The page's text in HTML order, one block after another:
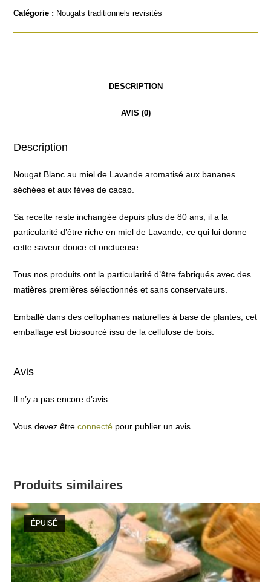
Catégorie : Nougats traditionnels revisités
DESCRIPTION
AVIS (0)
Description
Nougat Blanc au miel de Lavande aromatisé aux bananes
séchées et aux féves de cacao.
Sa recette reste inchangée depuis plus de 80 ans, il a la
particularité d’être riche en miel de Lavande, ce qui lui donne
cette saveur douce et onctueuse.
Tous nos produits ont la particularité d’être fabriqués avec des
matières premières sélectionnés et sans conservateurs.
Emballé dans des cellophanes naturelles à base de plantes, cet
emballage est biosourcé issu de la cellulose de bois.
Avis
Il n’y a pas encore d’avis.
Vous devez êtreconnecté pour publier un avis.
Produits similaires
ÉPUISÉ